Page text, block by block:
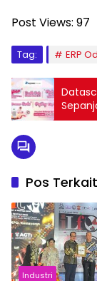
Post Views: 97
Tag: ERP
Pos Terkait
Industri